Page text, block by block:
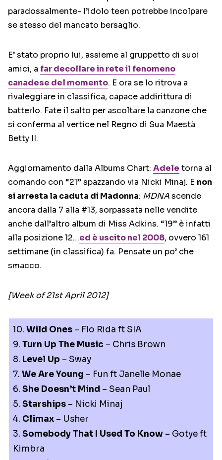
paradossalmente- l’idolo teen potrebbe incolpare
se stesso del mancato bersaglio.
E’ stato proprio lui, assieme al gruppetto di suoi
amici, a far decollare in rete il fenomeno
canadese del momento. E ora se lo ritrova a
rivaleggiare in classifica, capace addirittura di
batterlo. Fate il salto per ascoltare la canzone che
si conferma al vertice nel Regno di Sua Maestà
Betty II.
Aggiornamento dalla Albums Chart: Adele torna al
comando con “21” spazzando via Nicki Minaj. E non
si arresta la caduta di Madonna: MDNAscende
ancora dalla 7 alla #13, sorpassata nelle vendite
anche dall’altro album di Miss Adkins. “19” è infatti
alla posizione 12…ed è uscito nel 2008, ovvero 161
settimane (in classifica) fa. Pensate un po’ che
smacco.
[Week of 21st April 2012]
10. Wild Ones – Flo Rida ft SIA
9. Turn Up The Music – Chris Brown
8. Level Up – Sway
7. We Are Young – Fun ft Janelle Monae
6. She Doesn’t Mind – Sean Paul
5. Starships – Nicki Minaj
4. Climax – Usher
3. Somebody That I Used To Know – Gotye ft
Kimbra